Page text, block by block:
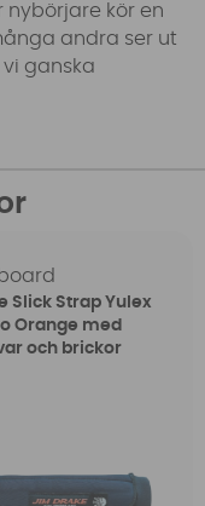
nybörjare kör en
andra ser ut
ganska
Slick Strap Yulex
Orange med
och brickor